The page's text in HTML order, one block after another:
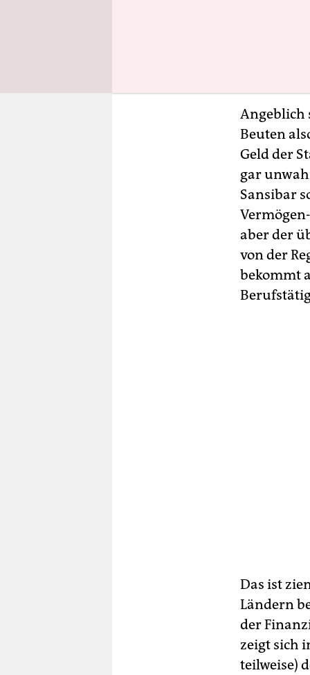
Angeblich
Beuten
Geld der
gar
Sansibar
aber der
von der
bekommt
Das ist
Ländern
der
zeigt sich
teilweise)